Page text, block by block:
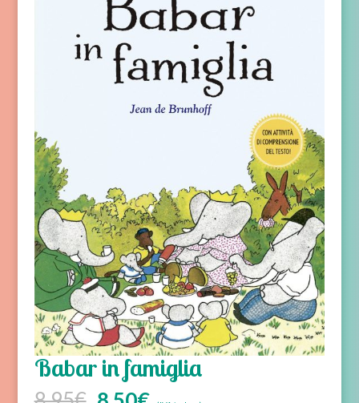
Babar in famiglia